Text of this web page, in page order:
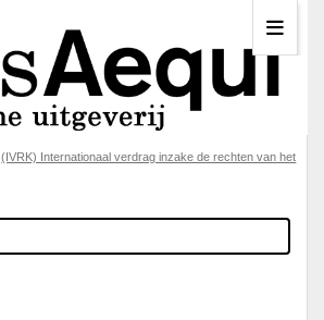
(IVRK) Internationaal verdrag inzake de rechten van het